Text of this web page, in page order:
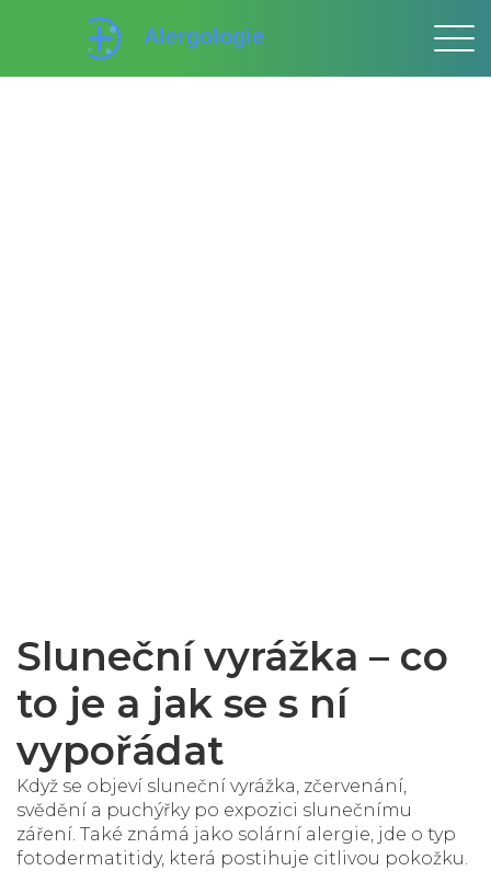
Sluneční vyrážka – co
to je a jak se s ní
vypořádat
Když se objeví sluneční vyrážka, zčervenání,
svědění a puchýřky po expozici slunečnímu
záření. Také známá jako solární alergie, jde o typ
fotodermatitidy, která postihuje citlivou pokožku.